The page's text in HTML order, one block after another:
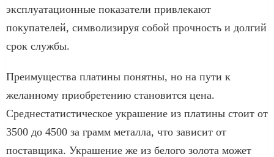
эксплуатационные показатели привлекают
покупателей, символизируя собой прочность и долгий
срок службы.
Преимущества платины понятны, но на пути к
желанному приобретению становится цена.
Среднестатистическое украшение из платины стоит от
3500 до 4500 за грамм металла, что зависит от
поставщика. Украшение же из белого золота может